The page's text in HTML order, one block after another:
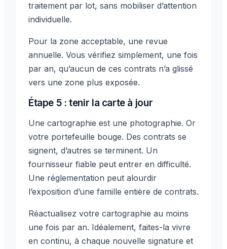
traitement par lot, sans mobiliser d’attention
individuelle.
Pour la zone acceptable, une revue
annuelle. Vous vérifiez simplement, une fois
par an, qu’aucun de ces contrats n’a glissé
vers une zone plus exposée.
Étape 5 : tenir la carte à jour
Une cartographie est une photographie. Or
votre portefeuille bouge. Des contrats se
signent, d’autres se terminent. Un
fournisseur fiable peut entrer en difficulté.
Une réglementation peut alourdir
l’exposition d’une famille entière de contrats.
Réactualisez votre cartographie au moins
une fois par an. Idéalement, faites-la vivre
en continu, à chaque nouvelle signature et